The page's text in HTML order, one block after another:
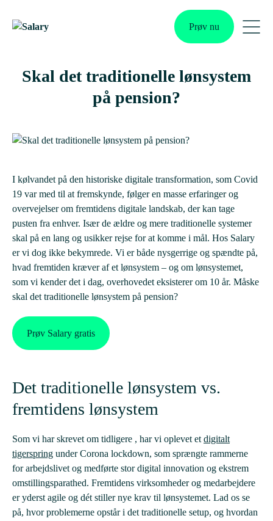
Prøv nu
Skal det traditionelle lønsystem
på pension?
I kølvandet på den historiske digitale transformation, som Covid
19 var med til at fremskynde, følger en masse erfaringer og
overvejelser om fremtidens digitale landskab, der kan tage
pusten fra enhver. Især de ældre og mere traditionelle systemer
skal på en lang og usikker rejse for at komme i mål. Hos Salary
er vi dog ikke bekymrede. Vi er både nysgerrige og spændte på,
hvad fremtiden kræver af et lønsystem – og om lønsystemet,
som vi kender det i dag, overhovedet eksisterer om 10 år. Måske
skal det traditionelle lønsystem på pension?
Prøv Salary gratis
Det traditionelle lønsystem vs.
fremtidens lønsystem
Som vi har skrevet om tidligere , har vi oplevet et digitalt
tigerspring under Corona lockdown, som sprængte rammerne
for arbejdslivet og medførte stor digital innovation og ekstrem
omstillingsparathed. Fremtidens virksomheder og medarbejdere
er yderst agile og dét stiller nye krav til lønsystemet. Lad os se
på, hvor problemerne opstår i det traditionelle setup, og hvordan